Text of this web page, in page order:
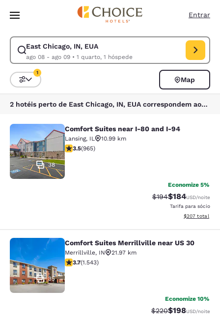
Pular Para Conteúdo Principal
Entrar
East Chicago, IN, EUA
ago 08 - ago 09• 1 quarto, 1 hóspede
Modificar pesquisa para East Chicago, IN, EUA. Data de check-in ago
Classificar e filtrar
1
Map
2 hotéis perto de East Chicago, IN, EUA correspondem aos seus filtros
Comfort Suites near I-80 and I-94
38
Comfort Suites near I-80 and I-94
Lansing, IL
10.99 km
classificação 3.5 estrelas. Bom. 965 avaliações
3.5(965)
Economize 5%
Tarifa anterior
$194Tarifa com
$184USD/noite
Tarifa para sócio
Exibir
$207 total
Comfort Suites Merrillville near US
35
Comfort Suites Merrillville near US 30
Merrillville, IN
21.97 km
classificação 3.7 estrelas. Bom. 1543 avaliações
3.7(1.543)
Economize 10%
Tarifa anterior
$220Tarifa com
$198USD/noite